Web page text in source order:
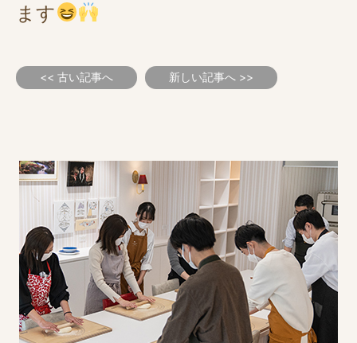
ます
<< 古い記事へ 新しい記事へ >>